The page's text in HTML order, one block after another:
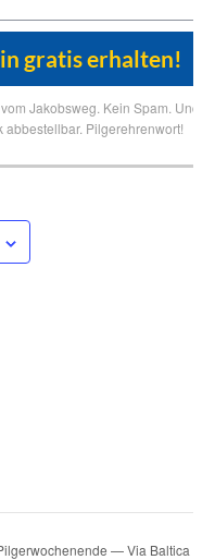
Jakobsweg. Kein Spam. Und
abbestellbar. Pilgerehrenwort!
— Via Baltica